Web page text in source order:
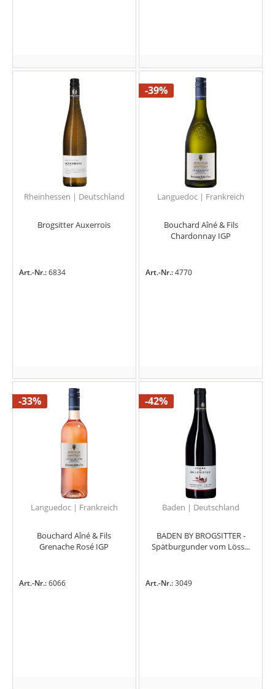
Rheinhessen | Deutschland
Brogsitter Auxerrois
Art.-Nr.:6834
-39%
Languedoc | Frankreich
Bouchard Aîné & Fils
Chardonnay IGP
Art.-Nr.:4770
-33%
Languedoc | Frankreich
Bouchard Aîné & Fils
Grenache Rosé IGP
Art.-Nr.:6066
-42%
Baden | Deutschland
BADEN BY BROGSITTER -
Spätburgunder vom Löss...
Art.-Nr.:3049